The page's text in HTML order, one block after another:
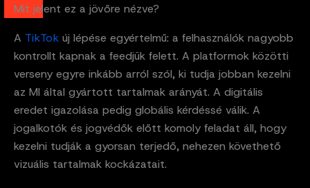
Mit jelent ez a jövőre nézve?
A TikTokúj lépése egyértelmű: a felhasználók nagyobb
kontrollt kapnak a feedjük felett. A platformok közötti
verseny egyre inkább arról szól, ki tudja jobban kezelni
az MI által gyártott tartalmak arányát. A digitális
eredet igazolása pedig globális kérdéssé válik. A
jogalkotók és jogvédők előtt komoly feladat áll, hogy
kezelni tudják a gyorsan terjedő, nehezen követhető
vizuális tartalmak kockázatait.